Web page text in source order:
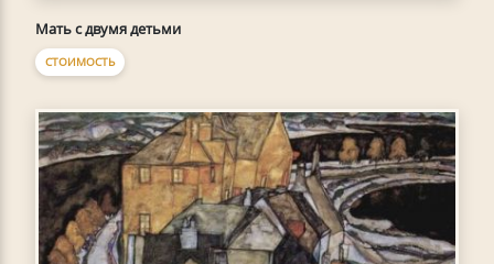
Мать с двумя детьми
СТОИМОСТЬ